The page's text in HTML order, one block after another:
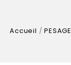
Accueil /PESAGE